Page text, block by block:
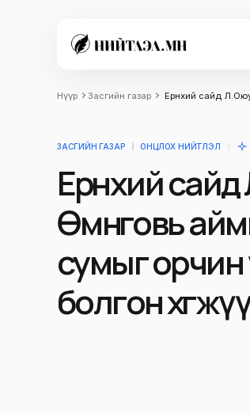
Нүүр Засгийн газар Ерөнхий сайд
ЗАСГИЙН ГАЗАР ОНЦЛОХ НИЙТЛЭЛ
Ерөнхий
Өмнөговь
сумыг
болгон